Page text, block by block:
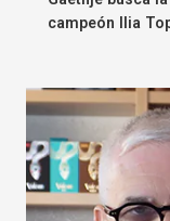
campeón Ilia